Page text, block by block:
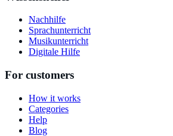
Nachhilfe
Sprachunterricht
Musikunterricht
Digitale Hilfe
For customers
How it works
Categories
Help
Blog